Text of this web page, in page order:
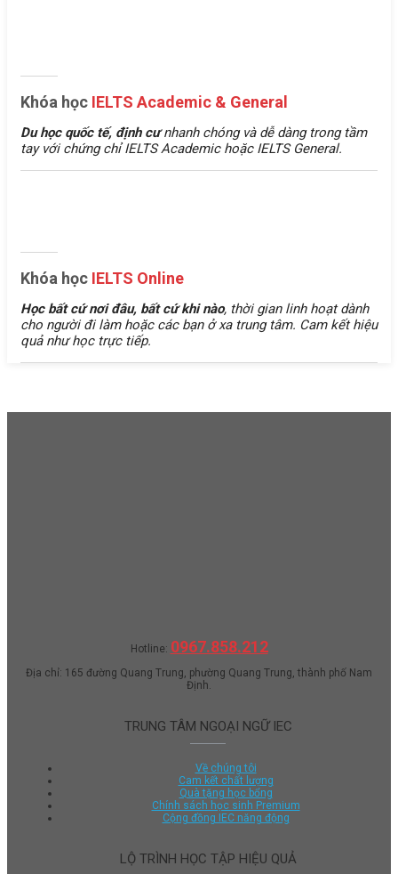
Khóa học IELTS Academic & General
Du học quốc tế, định cưnhanh chóng và dễ dàng trong tầm
tay với chứng chỉ IELTS Academic hoặc IELTS General.
Khóa học IELTS Online
Học bất cứ nơi đâu, bất cứ khi nào, thời gian linh hoạt dành
cho người đi làm hoặc các bạn ở xa trung tâm. Cam kết hiệu
quả như học trực tiếp.
Hotline: 0967.858.212
Địa chỉ: 165 đường Quang Trung, phường Quang Trung, thành phố Nam
Định.
TRUNG TÂM NGOẠI NGỮ IEC
Về chúng tôi
Cam kết chất lượng
Quà tặng học bổng
Chính sách học sinh Premium
Cộng đồng IEC năng động
LỘ TRÌNH HỌC TẬP HIỆU QUẢ